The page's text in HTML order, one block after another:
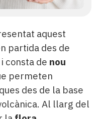
aquest
partida des de
consta de nou
permeten
des de la base
Al llarg del